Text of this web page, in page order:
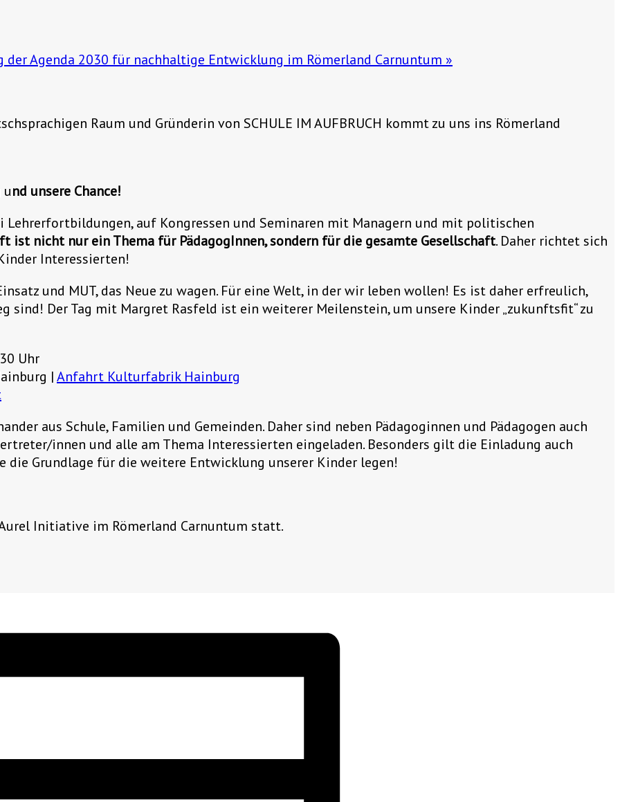
Agenda 2030 für nachhaltige Entwicklung im Römerland Carnuntum »
Raum und Gründerin von SCHULE IM AUFBRUCH kommt zu uns ins Römerland
und unsere Chance!
Lehrerfortbildungen, auf Kongressen und Seminaren mit Managern und mit politischen
ist nicht nur ein Thema für PädagogInnen, sondern für die gesamte Gesellschaft. Daher richtet sich
Interessierten!
und MUT, das Neue zu wagen. Für eine Welt, in der wir leben wollen! Es ist daher erfreulich,
sind! Der Tag mit Margret Rasfeld ist ein weiterer Meilenstein, um unsere Kinder „zukunftsfit“ zu
Uhr
|Anfahrt Kulturfabrik Hainburg
aus Schule, Familien und Gemeinden. Daher sind neben Pädagoginnen und Pädagogen auch
innen und alle am Thema Interessierten eingeladen. Besonders gilt die Einladung auch
die Grundlage für die weitere Entwicklung unserer Kinder legen!
Initiative im Römerland Carnuntum statt.